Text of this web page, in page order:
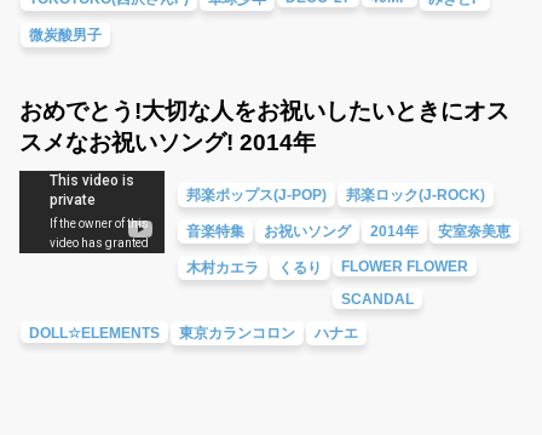
微炭酸男子
おめでとう!大切な人をお祝いしたいときにオス
スメなお祝いソング! 2014年
邦楽ポップス(J-POP) 邦楽ロック(J-ROCK)
音楽特集 お祝いソング 2014年 安室奈美恵
木村カエラ くるり
FLOWER FLOWER
SCANDAL
DOLL☆ELEMENTS
東京カランコロン ハナエ